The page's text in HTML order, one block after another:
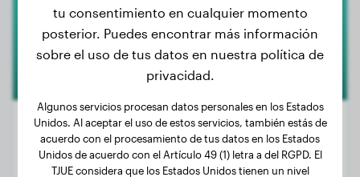
Peso:
18 kg
tu consentimiento en cualquier momento
posterior. Puedes encontrar más información
sobre el uso de tus datos en nuestra política de
privacidad.
Algunos servicios procesan datos personales en los Estados
Unidos. Al aceptar el uso de estos servicios, también estás de
acuerdo con el procesamiento de tus datos en los Estados
Unidos de acuerdo con el Artículo 49 (1) letra a del RGPD. El
TJUE considera que los Estados Unidos tienen un nivel